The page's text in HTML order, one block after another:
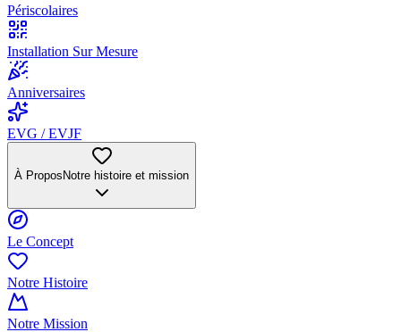
Périscolaires
Installation Sur Mesure
Anniversaires
EVG / EVJF
À Propos Notre histoire et mission
Le Concept
Notre Histoire
Notre Mission